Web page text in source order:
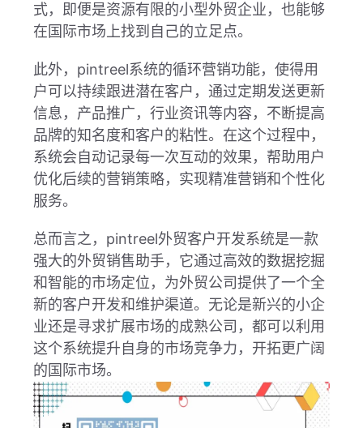
式，即便是资源有限的小型外贸企业，也能够
在国际市场上找到自己的立足点。
此外，pintreel系统的循环营销功能，使得用
户可以持续跟进潜在客户，通过定期发送更新
信息，产品推广，行业资讯等内容，不断提高
品牌的知名度和客户的粘性。在这个过程中，
系统会自动记录每一次互动的效果，帮助用户
优化后续的营销策略，实现精准营销和个性化
服务。
总而言之，pintreel外贸客户开发系统是一款
强大的外贸销售助手，它通过高效的数据挖掘
和智能的市场定位，为外贸公司提供了一个全
新的客户开发和维护渠道。无论是新兴的小企
业还是寻求扩展市场的成熟公司，都可以利用
这个系统提升自身的市场竞争力，开拓更广阔
的国际市场。